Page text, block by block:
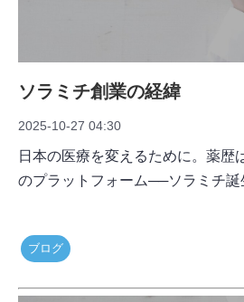
ソラミチ創業の経緯
2025-10-27 04:30
日本の医療を変えるために。薬歴
のプラットフォーム──ソラミチ誕
ブログ